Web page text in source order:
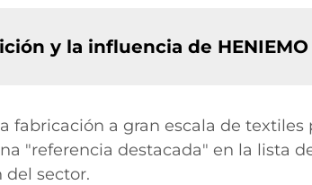
y la influencia de
fabricación a gran escala de
"referencia destacada" en la lista
del sector.